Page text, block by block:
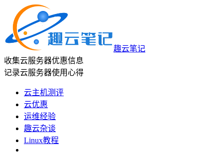
趣云笔记
收集云服务器优惠信息
记录云服务器使用心得
云主机测评
云优惠
运维经验
趣云杂谈
Linux教程